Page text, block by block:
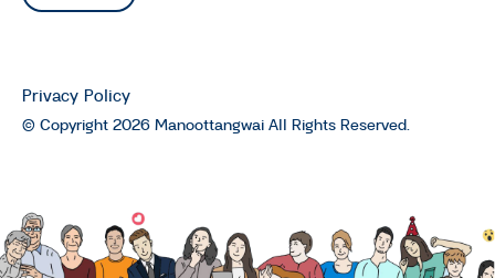
© Copyright 2026 Manoottangwai All Rights Reserved.
Privacy Policy